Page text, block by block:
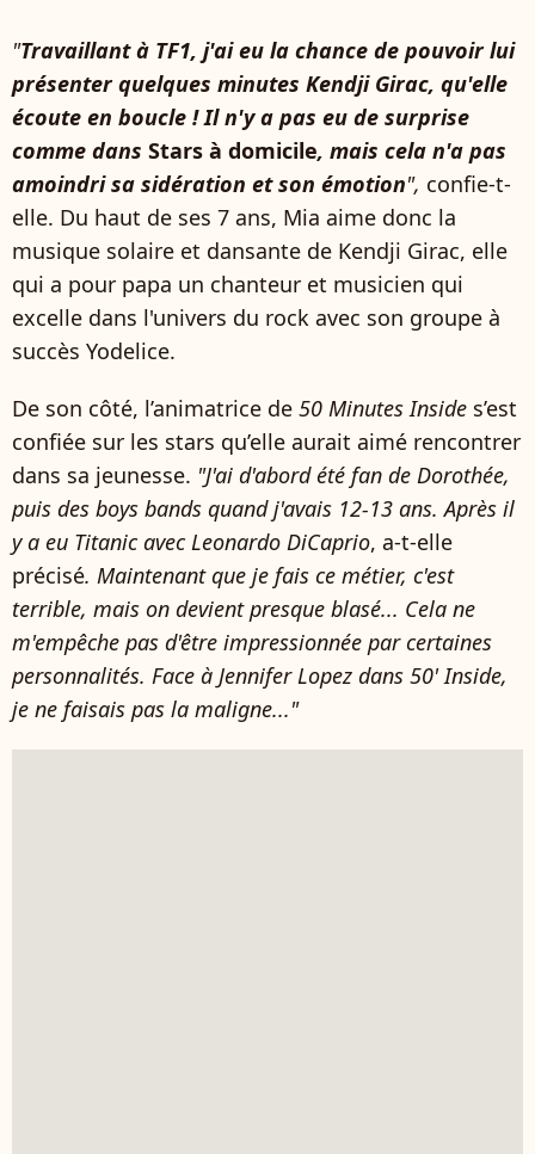
"Travaillant à TF1, j'ai eu la chance de pouvoir lui
présenter quelques minutes Kendji Girac, qu'elle
écoute en boucle ! Il n'y a pas eu de surprise
comme dans Stars à domicile, mais cela n'a pas
amoindri sa sidération et son émotion", confie-t-
elle. Du haut de ses 7 ans, Mia aime donc la
musique solaire et dansante de Kendji Girac, elle
qui a pour papa un chanteur et musicien qui
excelle dans l'univers du rock avec son groupe à
succès Yodelice.
De son côté, l’animatrice de 50 Minutes Inside s’est
confiée sur les stars qu’elle aurait aimé rencontrer
dans sa jeunesse. "J'ai d'abord été fan de Dorothée,
puis des boys bands quand j'avais 12-13 ans. Après il
y a eu Titanic avec Leonardo DiCaprio, a-t-elle
précisé. Maintenant que je fais ce métier, c'est
terrible, mais on devient presque blasé... Cela ne
m'empêche pas d'être impressionnée par certaines
personnalités. Face à Jennifer Lopez dans 50' Inside,
je ne faisais pas la maligne..."